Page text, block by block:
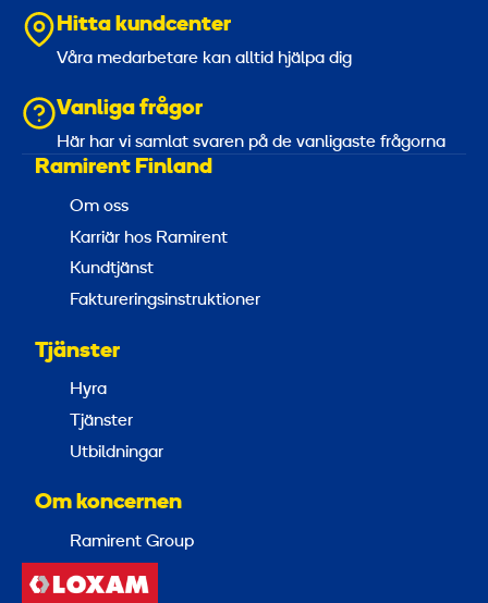
Hitta kundcenter
Våra medarbetare kan alltid hjälpa dig
Vanliga frågor
Här har vi samlat svaren på de vanligaste frågorna
Ramirent Finland
Om oss
Karriär hos Ramirent
Kundtjänst
Faktureringsinstruktioner
Tjänster
Hyra
Tjänster
Utbildningar
Om koncernen
Ramirent Group